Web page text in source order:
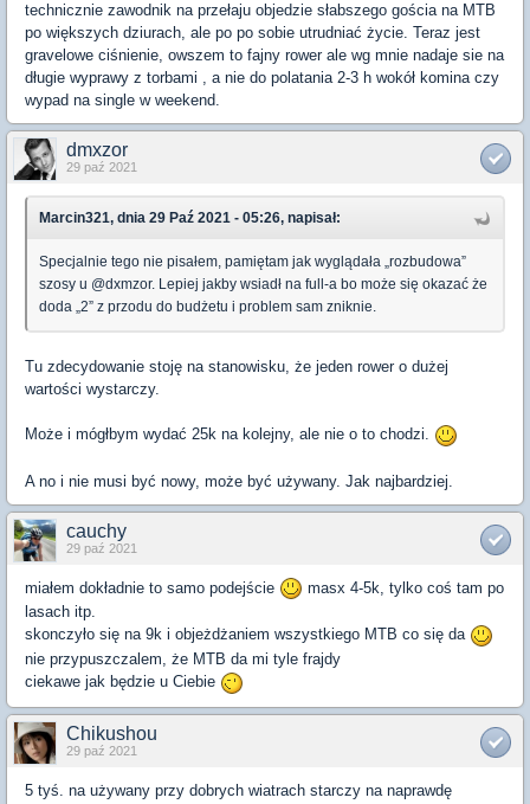
technicznie zawodnik na przełaju objedzie słabszego gościa na MTB
po większych dziurach, ale po po sobie utrudniać życie. Teraz jest
gravelowe ciśnienie, owszem to fajny rower ale wg mnie nadaje sie na
długie wyprawy z torbami , a nie do polatania 2-3 h wokół komina czy
wypad na single w weekend.
dmxzor
29 paź 2021
Marcin321, dnia 29 Paź 2021 - 05:26, napisał:
Specjalnie tego nie pisałem, pamiętam jak wyglądała „rozbudowa”
szosy u @dxmzor. Lepiej jakby wsiadł na full-a bo może się okazać że
doda „2” z przodu do budżetu i problem sam zniknie.
Tu zdecydowanie stoję na stanowisku, że jeden rower o dużej
wartości wystarczy.
Może i mógłbym wydać 25k na kolejny, ale nie o to chodzi.
A no i nie musi być nowy, może być używany. Jak najbardziej.
cauchy
29 paź 2021
miałem dokładnie to samo podejście
masx 4-5k, tylko coś tam po
lasach itp.
skonczyło się na 9k i objeżdżaniem wszystkiego MTB co się da
nie przypuszczalem, że MTB da mi tyle frajdy
ciekawe jak będzie u Ciebie
Chikushou
29 paź 2021
5 tyś. na używany przy dobrych wiatrach starczy na naprawdę